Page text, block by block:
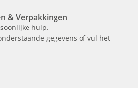
& Verpakkingen
hulp.
gegevens of vul het